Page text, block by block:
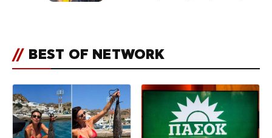
// BEST OF NETWORK